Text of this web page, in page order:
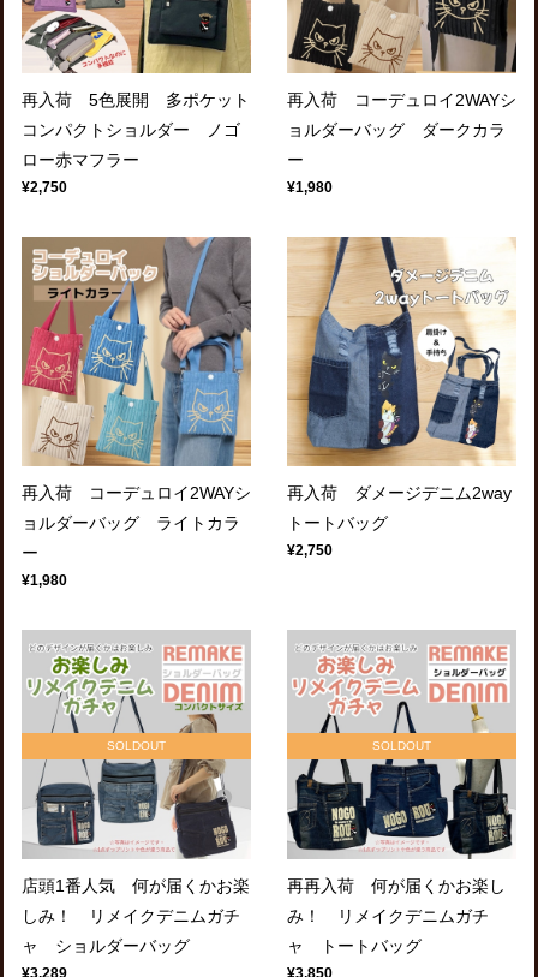
再入荷 5色展開 多ポケット
コンパクトショルダー ノゴ
ロー赤マフラー
¥2,750
再入荷 コーデュロイ2WAYシ
ョルダーバッグ ダークカラ
ー
¥1,980
再入荷 コーデュロイ2WAYシ
ョルダーバッグ ライトカラ
ー
¥1,980
再入荷 ダメージデニム2way
トートバッグ
¥2,750
SOLDOUT
店頭1番人気 何が届くかお楽
しみ！ リメイクデニムガチ
ャ ショルダーバッグ
SOLDOUT
再再入荷 何が届くかお楽し
み！ リメイクデニムガチ
ャ トートバッグ